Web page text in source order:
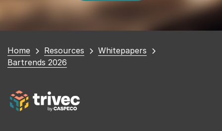
You
are
Home Resources
Whitepapers
Bartrends 2026